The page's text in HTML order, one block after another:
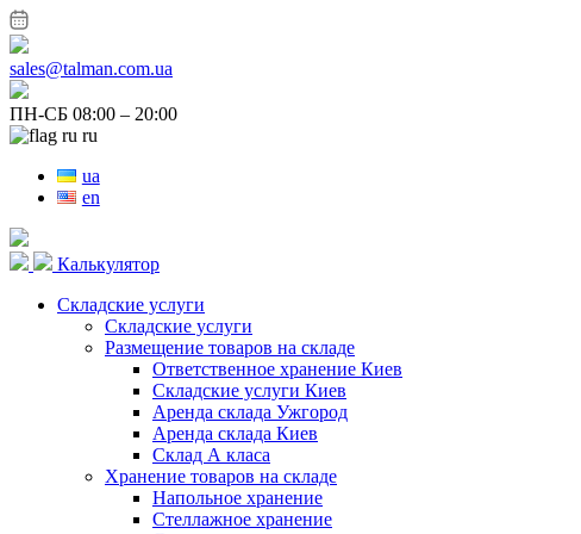
sales@talman.com.ua
ПН-СБ 08:00 – 20:00
ru
ua
en
Калькулятор
Складские услуги
Складские услуги
Размещение товаров на складе
Ответственное хранение Киев
Складские услуги Киев
Аренда склада Ужгород
Аренда склада Киев
Склад А класа
Хранение товаров на складе
Напольное хранение
Стеллажное хранение